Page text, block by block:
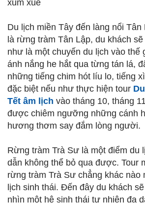
xum xuê
Du lịch miền Tây đến làng nổi Tân
là rừng tràm Tân Lập, du khách
như là một chuyến du lịch vào thế
ánh nắng he hắt qua từng tán lá,
những tiếng chim hót líu lo, tiếng
đặc biệt nếu như thực hiện tour
Tết âm lịch vào tháng 10, tháng
được chiêm ngưỡng những cánh
hương thơm say đắm lòng người.
Rừng tràm Trà Sư là một điểm du
dẫn không thể bỏ qua được. Tour
rừng tràm Trà Sư chẳng khác nào
lịch sinh thái. Đến đây du khách
nhìn một hệ sinh thái tự nhiên đa